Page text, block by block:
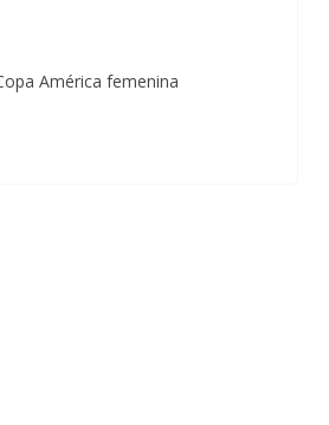
América femenina